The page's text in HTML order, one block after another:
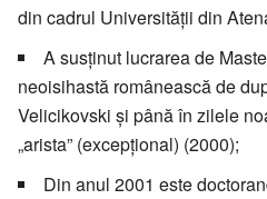
din cadrul Universității din
A susținut lucrarea de
neoisihastă românească de
Velicikovski și până în zilele
„arista” (excepțional) (2000);
Din anul 2001 este